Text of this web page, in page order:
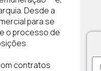
Desde a
para se
o processo de
contratos